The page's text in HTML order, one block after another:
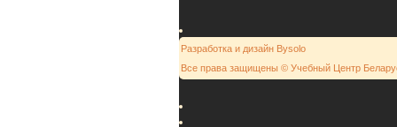
Разработка и дизайн Bysolo
Все права защищены © Учебный Центр